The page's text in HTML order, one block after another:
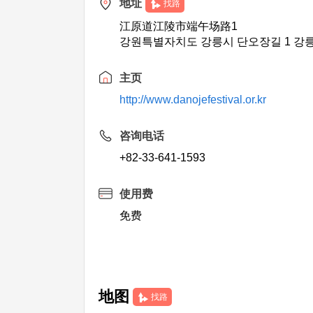
地址 找路
江原道江陵市端午场路1
강원특별자치도 강릉시 단오장길 1 강
主页
http://www.danojefestival.or.kr
咨询电话
+82-33-641-1593
使用费
免费
地图 找路